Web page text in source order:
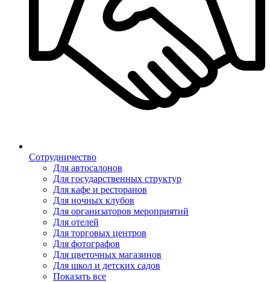
Сотрудничество
Для автосалонов
Для государственных структур
Для кафе и ресторанов
Для ночных клубов
Для организаторов мероприятий
Для отелей
Для торговых центров
Для фотографов
Для цветочных магазинов
Для школ и детских садов
Показать все